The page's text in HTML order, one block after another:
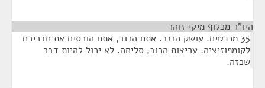
היו"ר מכלוף מיקי זוהר
35 מנדטים. עושק הרוב. אתם הרוב, אתם הורסים את חבריכם
לקומפוזיציה. עריצות הרוב, סליחה. לא יכול להיות דבר
שכזה.